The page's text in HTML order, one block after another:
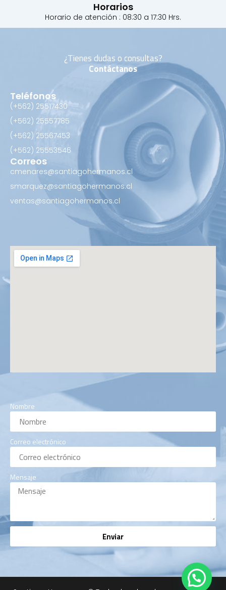
Horarios
Horario de atención : 08:30 a 17:30 Hrs.
¿Tienes dudas o consultas?
Contáctanos
Teléfonos
(+562) 25517430‬
(+562) 25557785
(+562) 25567453‬
(+562) ‪25553546
Correos
cmenares@santiagohermanos.cl
smarquez@santiagohermanos.cl
ventas@santiagohermanos.cl
Nombre
Correo electrónico
Mensaje
Enviar